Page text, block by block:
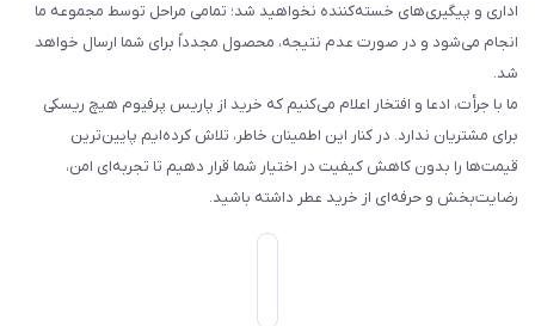
اداری و پیگیری‌های خسته‌کننده نخواهید شد؛ تمامی مراحل توسط مجموعه ما
انجام می‌شود و در صورت عدم نتیجه، محصول مجدداً برای شما ارسال خواهد
شد.
ما با جرأت، ادعا و افتخار اعلام می‌کنیم که خرید از پاریس پرفیوم هیچ ریسکی
برای مشتریان ندارد. در کنار این اطمینان خاطر، تلاش کرده‌ایم پایین‌ترین
قیمت‌ها را بدون کاهش کیفیت در اختیار شما قرار دهیم تا تجربه‌ای امن،
رضایت‌بخش و حرفه‌ای از خرید عطر داشته باشید.